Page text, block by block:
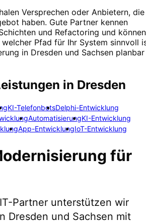
Versprechen oder Anbietern, die
haben. Gute Partner kennen
und Refactoring und können
Pfad für Ihr System sinnvoll
in Dresden und Sachsen planbar
in Dresden
KI-TelefonbotsDelphi-Entwicklung
AutomatisierungKI-Entwicklung
App-EntwicklungIoT-Entwicklung
für
Partner unterstützen wir
Dresden und Sachsen mit